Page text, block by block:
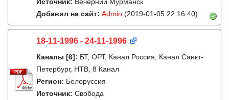
Добавил на сайт: Admin (2019-01-05 22:16:40)
18-11-1996 - 24-11-1996
Каналы [6]: БТ, ОРТ, Канал Россия, Канал Санкт-
Петербург, НТВ, 8 Канал
Регион: Белоруссия
Источник: Свобода